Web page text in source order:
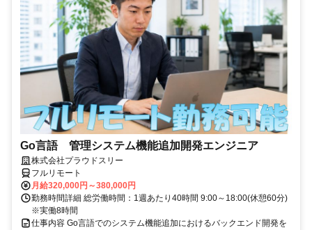
Go言語 管理システム機能追加開発エンジニア
株式会社プラウドスリー
フルリモート
月給320,000円～380,000円
勤務時間詳細 総労働時間：1週あたり40時間 9:00～18:00(休憩60分)
※実働8時間
仕事内容 Go言語でのシステム機能追加におけるバックエンド開発を